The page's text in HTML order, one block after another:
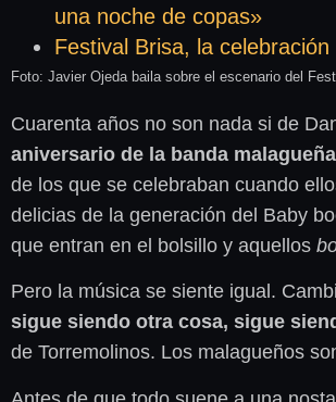
una noche de copas»
Festival Brisa, la
Foto: Javier Ojeda baila sobre el escenario del
Cuarenta años no son nada si de
aniversario de la banda malagueña
de los que se celebraban cuando
delicias de la generación del Baby
que entran en el bolsillo y aquellos
Pero la música se siente igual.
sigue siendo otra cosa, sigue
de Torremolinos. Los malagueños